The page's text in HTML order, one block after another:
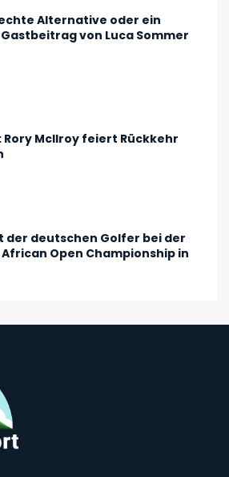
Alternative oder ein
von Luca Sommer
Rory McIlroy feiert Rückkehr
der deutschen Golfer bei der
Open Championship in